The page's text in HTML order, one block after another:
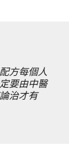
方每個人
要由中醫
治才有